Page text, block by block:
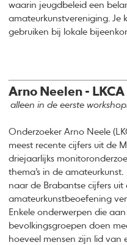
waarin jeugdbeleid een
amateurkunstvereniging. Je
gebruiken bij lokale
Arno Neelen -
alleen in de eerste
Onderzoeker Arno Neele
meest recente cijfers uit de
driejaarlijks
thema’s in de
naar de Brabantse cijfers
amateurkunstbeoefening
Enkele onderwerpen die
bevolkingsgroepen doen
hoeveel mensen zijn lid van